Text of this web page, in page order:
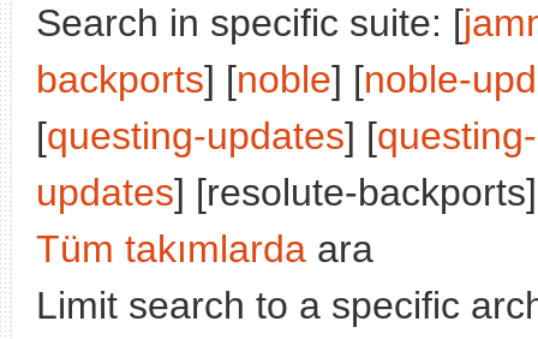
Search in specific suite: [
backports] [noble] [noble-
[questing-updates] [
updates] [resolute-
Tüm takımlarda ara
Limit search to a specific